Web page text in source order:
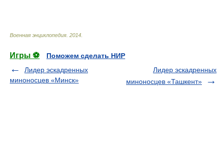
Военная энциклопедия 2014
Игры ⚽
Поможем сделать НИР
Лидер эскадренных
миноносцев «Минск»
Лидер эскадренных
миноносцев «Ташкент»